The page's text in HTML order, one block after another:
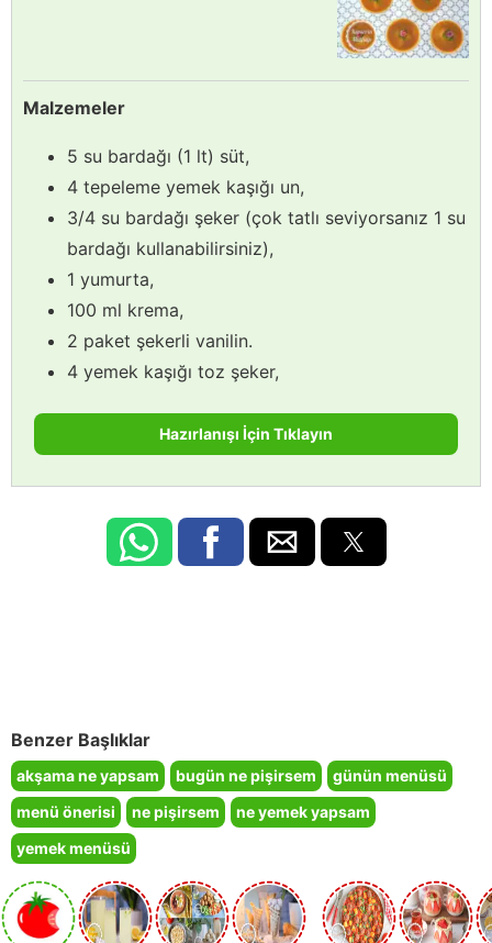
Malzemeler
5 su bardağı (1 lt) süt,
4 tepeleme yemek kaşığı un,
3/4 su bardağı şeker (çok tatlı seviyorsanız 1 su
bardağı kullanabilirsiniz),
1 yumurta,
100 ml krema,
2 paket şekerli vanilin.
4 yemek kaşığı toz şeker,
Hazırlanışı İçin Tıklayın
Benzer Başlıklar
akşama ne yapsam bugün ne pişirsem
günün menüsü
menü önerisi
ne pişirsem
ne yemek yapsam
yemek menüsü